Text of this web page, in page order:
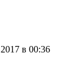
в 00:36